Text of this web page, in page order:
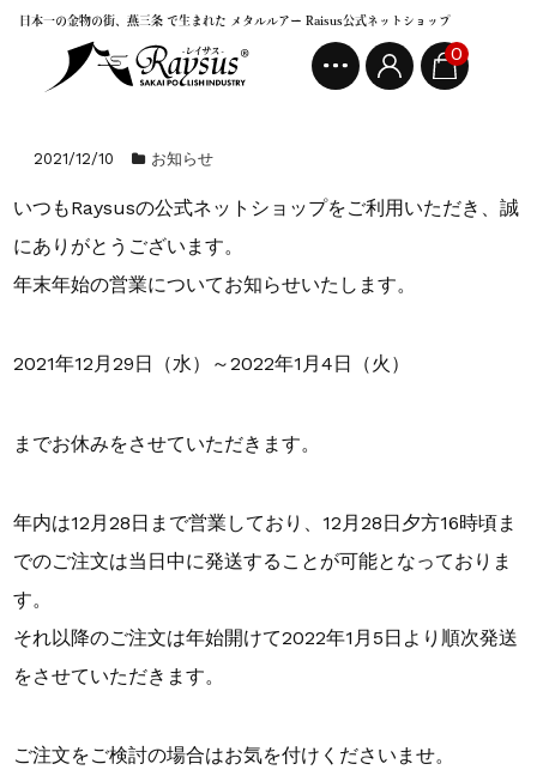
日本一の金物の街、燕三条 で生まれた メタルルアー Raisus公式ネットショップ
0
2021/12/10 お知らせ
いつもRaysusの公式ネットショップをご利用いただき、誠
にありがとうございます。
年末年始の営業についてお知らせいたします。
2021年12月29日（水）～2022年1月4日（火）
までお休みをさせていただきます。
年内は12月28日まで営業しており、12月28日夕方16時頃ま
でのご注文は当日中に発送することが可能となっておりま
す。
それ以降のご注文は年始開けて2022年1月5日より順次発送
をさせていただきます。
ご注文をご検討の場合はお気を付けくださいませ。